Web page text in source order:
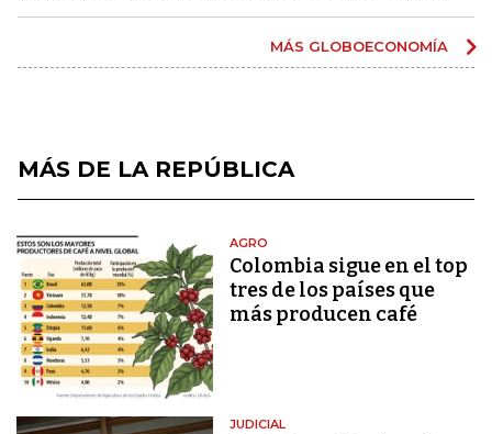
MÁS GLOBOECONOMÍA
MÁS DE LA REPÚBLICA
AGRO
Colombia sigue en el top
tres de los países que
más producen café
JUDICIAL